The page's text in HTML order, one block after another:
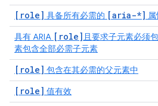
[role] 具备所有必需的 [aria-*]
具有 ARIA [role] 且要求子元素必须
素包含全部必需子元素
[role] 包含在其必需的父元素中
[role] 值有效